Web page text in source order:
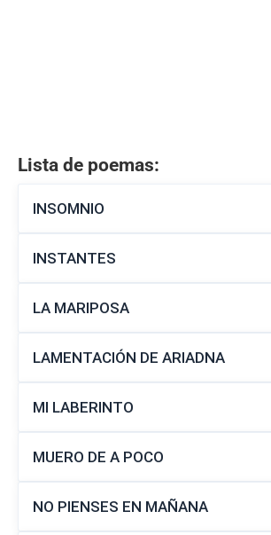
Lista de poemas:
INSOMNIO
INSTANTES
LA MARIPOSA
LAMENTACIÓN DE ARIADNA
MI LABERINTO
MUERO DE A POCO
NO PIENSES EN MAÑANA